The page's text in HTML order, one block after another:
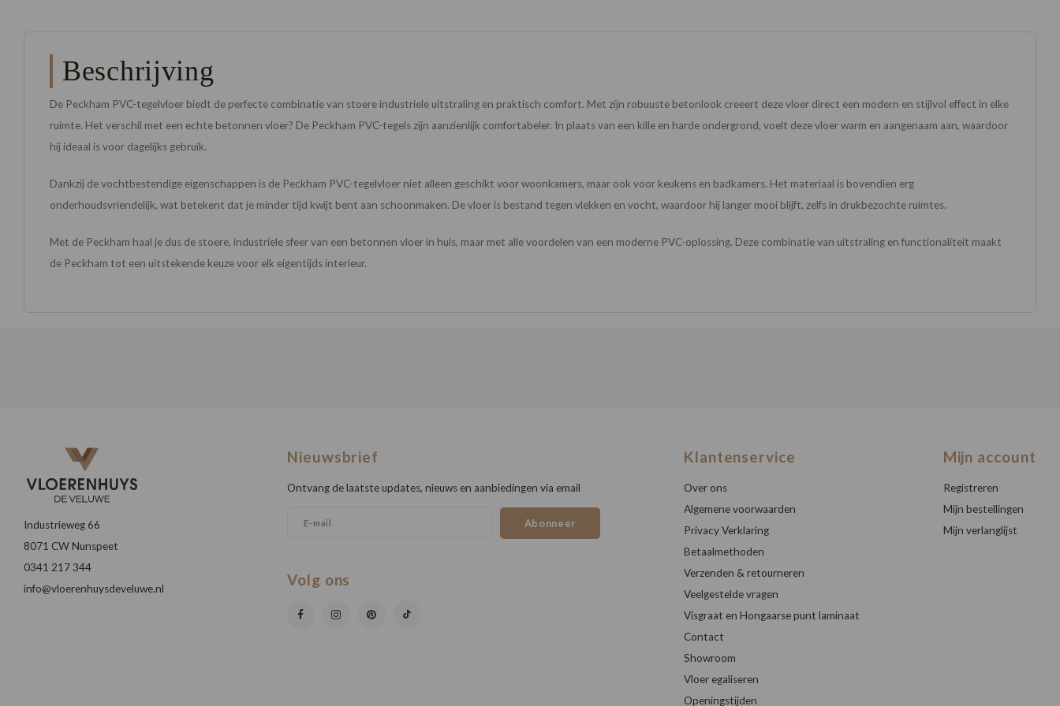
Beschrijving
De Peckham PVC-tegelvloer biedt de perfecte combinatie van stoere industriele uitstraling en praktisch comfort. Met zijn robuuste betonlook creeert deze vloer direct een modern en stijlvol effect in elke
ruimte. Het verschil met een echte betonnen vloer? De Peckham PVC-tegels zijn aanzienlijk comfortabeler. In plaats van een kille en harde ondergrond, voelt deze vloer warm en aangenaam aan, waardoor
hij ideaal is voor dagelijks gebruik.
Dankzij de vochtbestendige eigenschappen is de Peckham PVC-tegelvloer niet alleen geschikt voor woonkamers, maar ook voor keukens en badkamers. Het materiaal is bovendien erg
onderhoudsvriendelijk, wat betekent dat je minder tijd kwijt bent aan schoonmaken. De vloer is bestand tegen vlekken en vocht, waardoor hij langer mooi blijft, zelfs in drukbezochte ruimtes.
Met de Peckham haal je dus de stoere, industriele sfeer van een betonnen vloer in huis, maar met alle voordelen van een moderne PVC-oplossing. Deze combinatie van uitstraling en functionaliteit maakt
de Peckham tot een uitstekende keuze voor elk eigentijds interieur.
Industrieweg 66
8071 CW Nunspeet
0341 217 344
info@vloerenhuysdeveluwe.nl
Nieuwsbrief
Ontvang de laatste updates, nieuws en aanbiedingen via email
Abonneer
Volg ons
Klantenservice
Over ons
Algemene voorwaarden
Privacy Verklaring
Betaalmethoden
Verzenden & retourneren
Veelgestelde vragen
Visgraat en Hongaarse punt laminaat
Contact
Showroom
Vloer egaliseren
Openingstijden
Mijn account
Registreren
Mijn bestellingen
Mijn verlanglijst